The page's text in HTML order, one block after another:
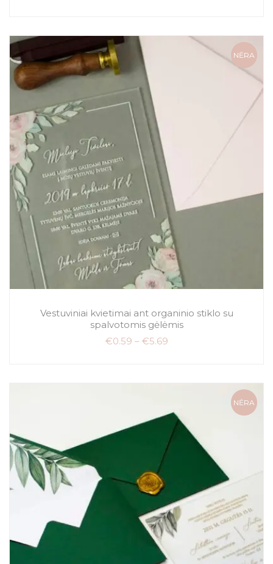
NĖRA
Vestuviniai kvietimai ant organinio stiklo su
spalvotomis gėlėmis
€0.59 – €5.69
NĖRA